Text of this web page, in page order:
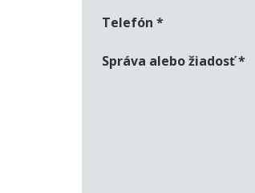
Telefón *
Správa alebo žiadosť*